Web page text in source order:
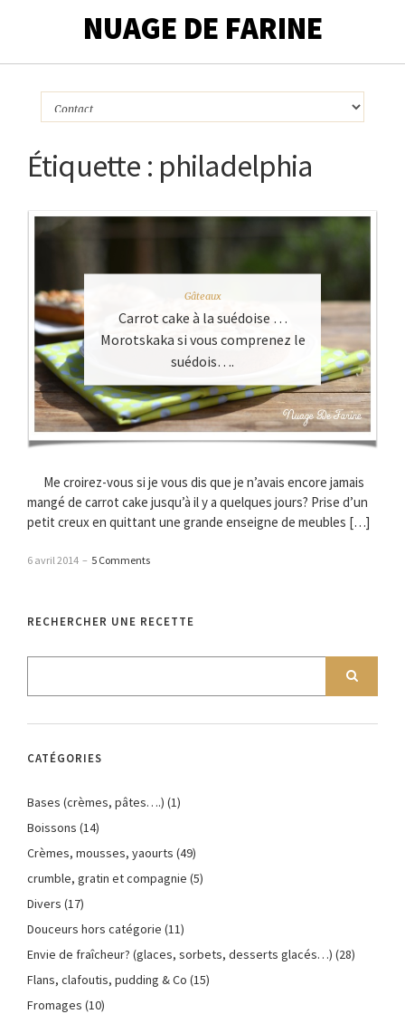
NUAGE DE FARINE
Étiquette : philadelphia
Gâteaux
Carrot cake à la suédoise …
Morotskaka si vous comprenez le
suédois….
Me croirez-vous si je vous dis que je n’avais encore jamais
mangé de carrot cake jusqu’à il y a quelques jours? Prise d’un
petit creux en quittant une grande enseigne de meubles […]
6 avril 2014 – 5 Comments
RECHERCHER UNE RECETTE
CATÉGORIES
Bases (crèmes, pâtes….) (1)
Boissons (14)
Crèmes, mousses, yaourts (49)
crumble, gratin et compagnie (5)
Divers (17)
Douceurs hors catégorie (11)
Envie de fraîcheur? (glaces, sorbets, desserts glacés…) (28)
Flans, clafoutis, pudding & Co (15)
Fromages (10)